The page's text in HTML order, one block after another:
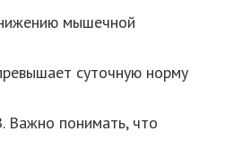
мышечной
суточную норму
Важно понимать, что